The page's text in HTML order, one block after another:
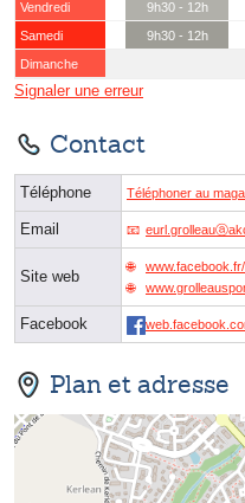
Vendredi
9h30 - 12h
Samedi
9h30 - 12h
Dimanche
Signaler une erreur
Contact
Téléphone Téléphoner au
Email
Site web
Facebook
Plan et adresse